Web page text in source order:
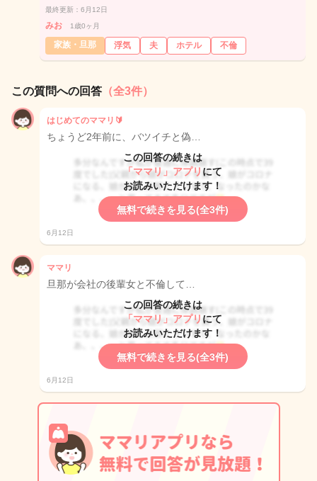
最終更新：6月12日
みお 1歳0ヶ月
家族・旦那 浮気 夫 ホテル 不倫
この質問への回答 （全3件）
はじめてのママリ🔰
ちょうど2年前に、バツイチと偽…
この回答の続きは
「ママリ」アプリ にて
お読みいただけます！
無料で続きを見る(全3件)
6月12日
ママリ
旦那が会社の後輩女と不倫して…
この回答の続きは
「ママリ」アプリ にて
お読みいただけます！
無料で続きを見る(全3件)
6月12日